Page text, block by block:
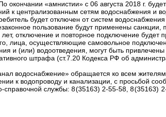
«амнистии» с 06 августа 2018 г.
к централизованным сетям водоснабжения и
будет отключен от систем
пользование будут применены санкции,
отключение и повторное подключение будет
лица, осуществляющие самовольное
и (или) водоотведения, могут быть привлечены
штрафа (ст.7.20 Кодекса РФ об
водоснабжение» обращается ко всем
к водопроводу и канализации, с просьбой
службы: 8 (35163) 2‑55‑58, 8 (35163)